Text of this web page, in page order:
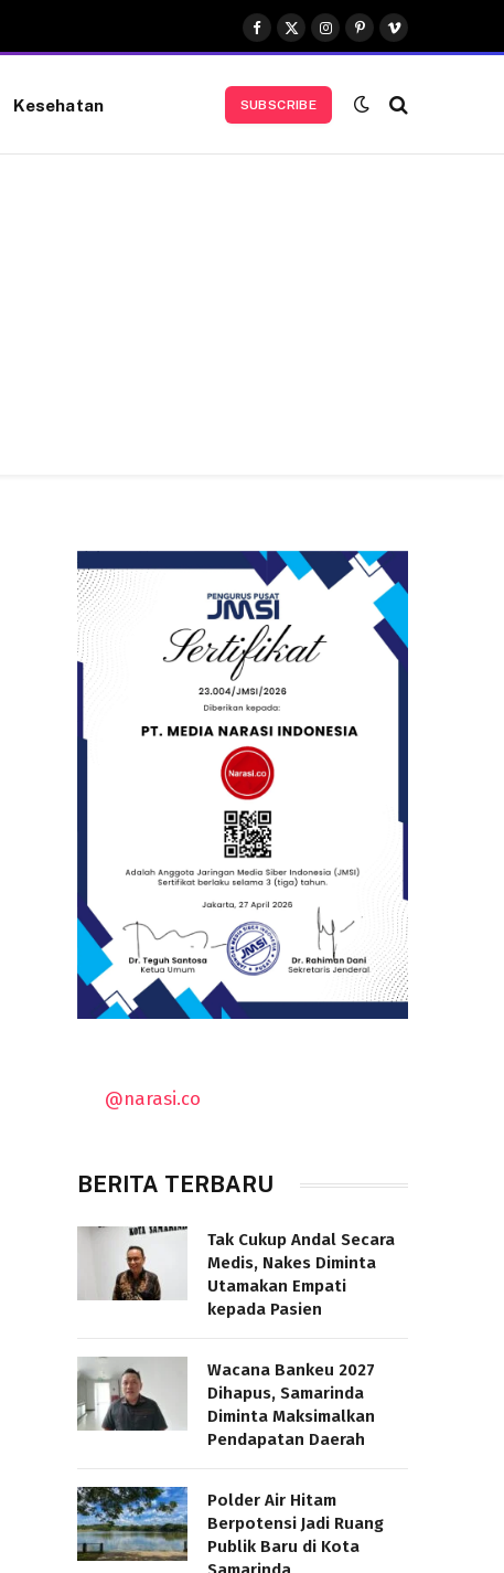
Facebook
X
(Twitter)
Instagram
Pinterest
Vimeo
Kesehatan SUBSCRIBE
@narasi.co
BERITA TERBARU
Tak Cukup Andal Secara
Medis, Nakes Diminta
Utamakan Empati
kepada Pasien
Wacana Bankeu 2027
Dihapus, Samarinda
Diminta Maksimalkan
Pendapatan Daerah
Polder Air Hitam
Berpotensi Jadi Ruang
Publik Baru di Kota